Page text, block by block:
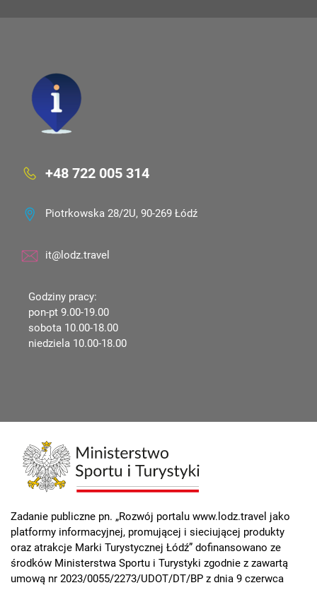
+48 722 005 314
Piotrkowska 28/2U, 90-269 Łódź
it@lodz.travel
Godziny pracy:
pon-pt 9.00-19.00
sobota 10.00-18.00
niedziela 10.00-18.00
Zadanie publiczne pn. „Rozwój portalu www.lodz.travel jako
platformy informacyjnej, promującej i sieciującej produkty
oraz atrakcje Marki Turystycznej Łódź” dofinansowano ze
środków Ministerstwa Sportu i Turystyki zgodnie z zawartą
umową nr 2023/0055/2273/UDOT/DT/BP z dnia 9 czerwca